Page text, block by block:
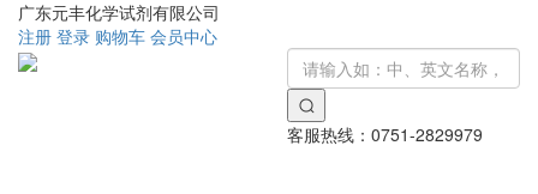
广东元丰化学试剂有限公司
注册 登录 购物车 会员中心
客服热线： 0751-2829979